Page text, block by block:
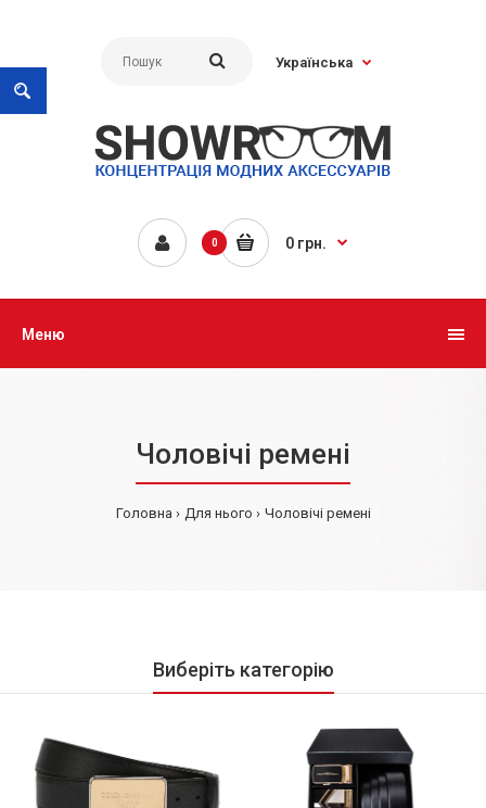
Українська
0 0 грн.
Меню
Чоловічі ремені
Головна Для нього Чоловічі ремені
Виберіть категорію